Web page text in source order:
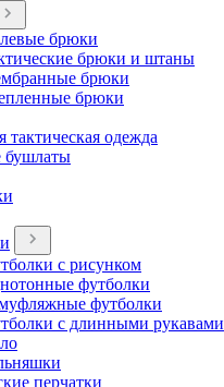
брюки
брюки и штаны
брюки
брюки
тактическая одежда
бушлаты
с рисунком
футболки
футболки
с длинными рукавами
перчатки